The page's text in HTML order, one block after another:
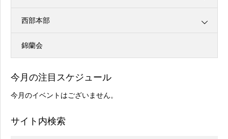
西部本部
錦蘭会
今月の注目スケジュール
今月のイベントはございません。
サイト内検索